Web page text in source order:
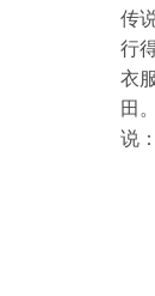
传
行
衣
田
说